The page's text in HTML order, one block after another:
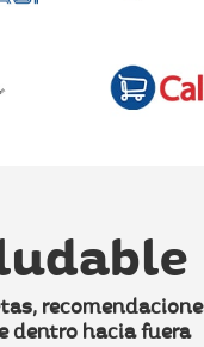
dentro hacia fuera